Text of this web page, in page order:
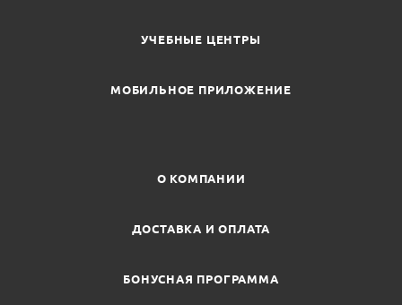
УЧЕБНЫЕ ЦЕНТРЫ
МОБИЛЬНОЕ ПРИЛОЖЕНИЕ
О КОМПАНИИ
ДОСТАВКА И ОПЛАТА
БОНУСНАЯ ПРОГРАММА